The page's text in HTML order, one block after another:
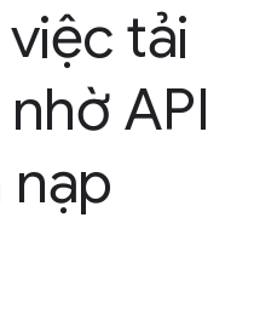
tải
API